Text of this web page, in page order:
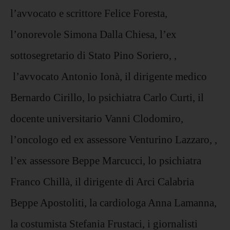
l’avvocato e scrittore Felice Foresta,
l’onorevole Simona Dalla Chiesa, l’ex
sottosegretario di Stato Pino Soriero, ,
l’avvocato Antonio Ionà, il dirigente medico
Bernardo Cirillo, lo psichiatra Carlo Curti, il
docente universitario Vanni Clodomiro,
l’oncologo ed ex assessore Venturino Lazzaro, ,
l’ex assessore Beppe Marcucci, lo psichiatra
Franco Chillà, il dirigente di Arci Calabria
Beppe Apostoliti, la cardiologa Anna Lamanna,
la costumista Stefania Frustaci, i giornalisti